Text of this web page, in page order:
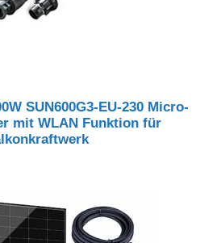
SUN600G3-EU-230 Micro-
mit WLAN Funktion für